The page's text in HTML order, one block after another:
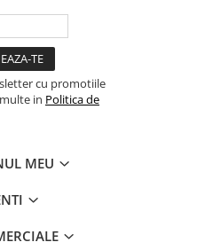
cu promotiile
in Politica de
MEU